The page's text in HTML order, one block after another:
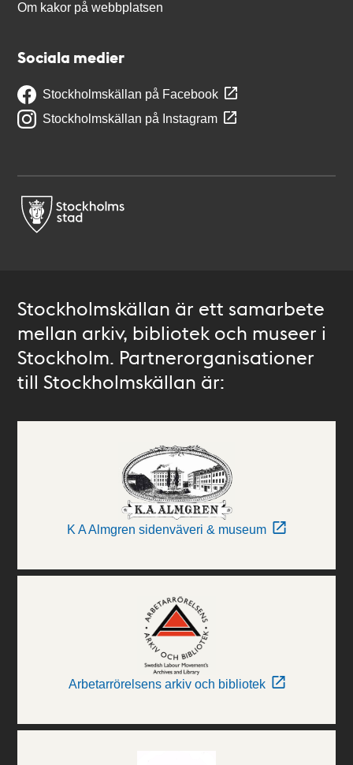
Om kakor på webbplatsen
Sociala medier
Stockholmskällan på Facebook
Stockholmskällan på Instagram
Stockholmskällan är ett samarbete
mellan arkiv, bibliotek och museer i
Stockholm. Partnerorganisationer
till Stockholmskällan är:
K A Almgren sidenväveri & museum
Arbetarrörelsens arkiv och bibliotek